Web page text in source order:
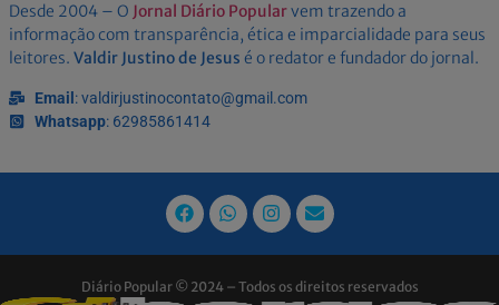
Desde 2004 – O Jornal Diário Popularvem trazendo a
informação com transparência, ética e imparcialidade para seus
leitores. Valdir Justino de Jesus é o redator e fundador do jornal.
Email : valdirjustinocontato@gmail.com
Whatsapp: 62985861414
Diário Popular © 2024 – Todos os direitos reservados